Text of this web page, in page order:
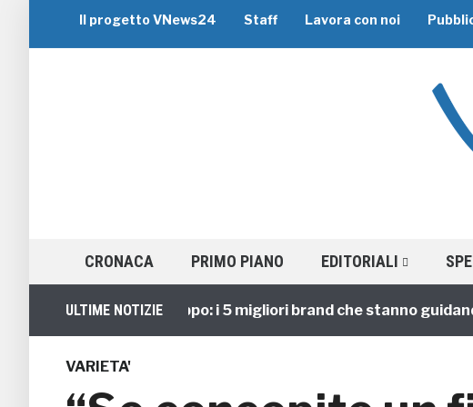
Il progetto VNews24 Staff Lavora con noi
CRONACA PRIMO PIANO EDITORIALI
ULTIME NOTIZIE
Viaggi di Gruppo: i 5 migliori brand che stanno guidando il
VARIETA'